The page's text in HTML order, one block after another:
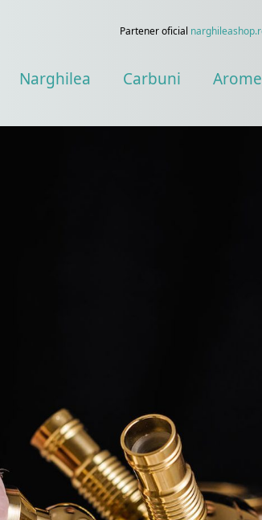
Partener oficial
Narghilea Carbuni Arome